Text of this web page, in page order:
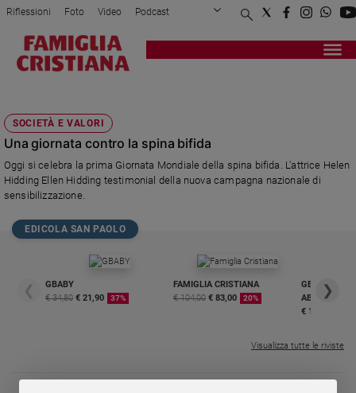
Attualità
Politica
Mondo
Economia
Legalità
giustizia
Sport
Papa
Chiesa
Riflessioni Foto Video Podcast
Privacy Policy Chi siamo
Registrati Redazione
SOCIETÀ E VALORI
Una giornata contro la spina bifida
Oggi si celebra la prima Giornata Mondiale della spina bifida. L'attrice Helen
Hidding Ellen Hidding testimonial della nuova campagna nazionale di
sensibilizzazione.
EDICOLA SAN PAOLO
❮
GBABY
€ 34,80 € 21,90 37%
FAMIGLIA CRISTIANA
€ 104,00 € 83,00 20%
GBABY
€ 16,99
❯
Visualizza tutte le riviste